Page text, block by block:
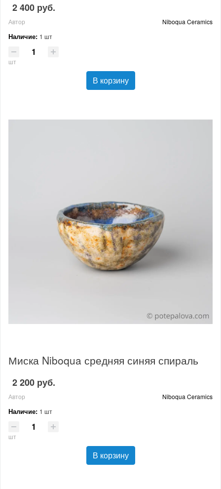
2 400 руб.
Автор Niboqua Ceramics
Наличие: 1 шт
шт
В корзину
Миска Niboqua средняя синяя спираль
2 200 руб.
Автор Niboqua Ceramics
Наличие: 1 шт
шт
В корзину